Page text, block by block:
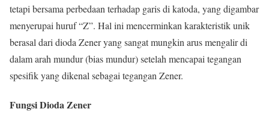
tetapi bersama perbedaan terhadap garis di katoda, yang digambar
menyerupai huruf “Z”. Hal ini mencerminkan karakteristik unik
berasal dari dioda Zener yang sangat mungkin arus mengalir di
dalam arah mundur (bias mundur) setelah mencapai tegangan
spesifik yang dikenal sebagai tegangan Zener.
Fungsi Dioda Zener